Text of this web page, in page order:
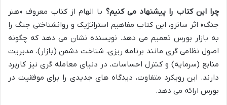
چرا این کتاب را پیشنهاد می کنیم؟ با الهام از کتاب معروف «هنر
جنگ» اثر سانزو، این کتاب مفاهیم استراتژیک و روانشناختی جنگ را
به بازار بورس تعمیم می دهد. نویسنده نشان می دهد که چگونه
اصول نظامی گری مانند برنامه ریزی، شناخت دشمن (بازار)، مدیریت
منابع (سرمایه) و کنترل احساسات، در دنیای معامله گری نیز کاربرد
دارند. این رویکرد متفاوت، دیدگاه های جدیدی را برای موفقیت در
بورس ارائه می دهد.